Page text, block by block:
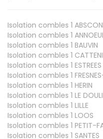
Isolation combles 1 ABSCON
Isolation combles 1
Isolation combles 1 BAUVIN
Isolation combles 1
Isolation combles 1 ESTREES
Isolation combles 1
Isolation combles 1 HERIN
Isolation combles 1 LE
Isolation combles 1 LILLE
Isolation combles 1 LOOS
Isolation combles 1 PETIT-
Isolation combles 1 SANTES